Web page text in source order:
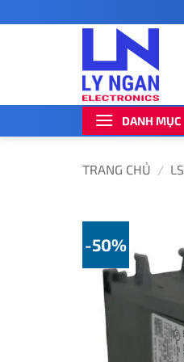
qua
DANH MỤC
TRANG CHỦ / LS
-50%